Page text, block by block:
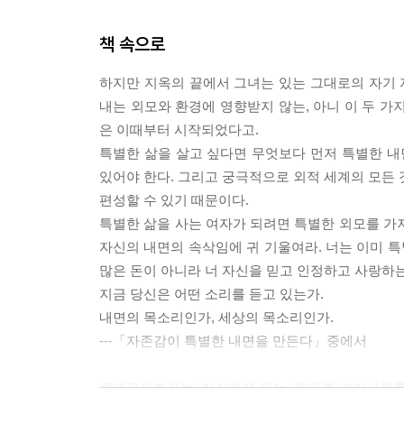
책 속으로
하지만 지옥의 끝에서 그녀는 있는 그대로의 자
내는 외모와 환경에 영향받지 않는, 아니 이 두 가
은 이때부터 시작되었다고.
특별한 삶을 살고 싶다면 무엇보다 먼저 특별한
있어야 한다. 그리고 궁극적으로 외적 세계의 모
편성할 수 있기 때문이다.
특별한 삶을 사는 여자가 되려면 특별한 외모를
자신의 내면의 속삭임에 귀 기울여라. 너는 이미
많은 돈이 아니라 너 자신을 믿고 인정하고 사랑하
지금 당신은 어떤 소리를 듣고 있는가.
내면의 목소리인가, 세상의 목소리인가.
---「자존감이 특별한 내면을 만든다」중에서
클레오파트라는 ‘자신에게 있는 것’으로 카이사